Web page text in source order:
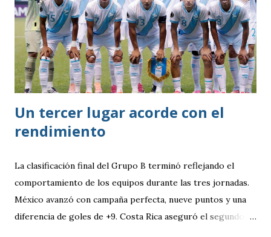
Un tercer lugar acorde con el
rendimiento
La clasificación final del Grupo B terminó reflejando el
comportamiento de los equipos durante las tres jornadas.
México avanzó con campaña perfecta, nueve puntos y una
diferencia de goles de +9. Costa Rica aseguró el segundo